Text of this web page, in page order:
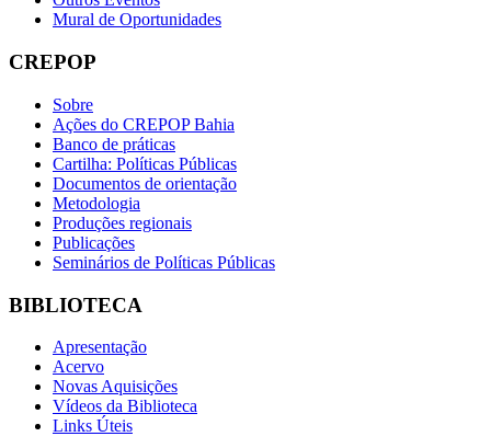
Mural de Oportunidades
CREPOP
Sobre
Ações do CREPOP Bahia
Banco de práticas
Cartilha: Políticas Públicas
Documentos de orientação
Metodologia
Produções regionais
Publicações
Seminários de Políticas Públicas
BIBLIOTECA
Apresentação
Acervo
Novas Aquisições
Vídeos da Biblioteca
Links Úteis